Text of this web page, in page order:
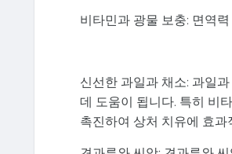
비타민과 광물 보충: 면역
신선한 과일과 채소: 과일
데 도움이 됩니다. 특히 비
촉진하여 상처 치유에 효과